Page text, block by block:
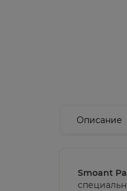
Описание
Smoant